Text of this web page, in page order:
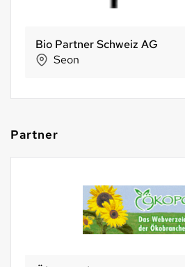
Biofarm Genossenschaft
Huttwil
Partner